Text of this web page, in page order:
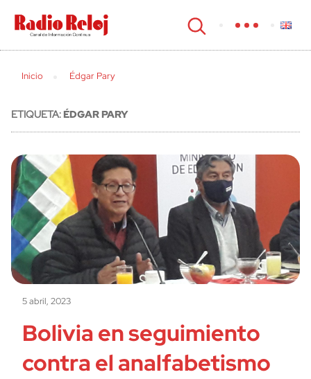
cerrar
Inicio Édgar Pary
ETIQUETA:ÉDGAR PARY
5 abril, 2023
Bolivia en seguimiento
contra el analfabetismo